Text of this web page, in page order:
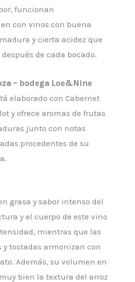
funcionan
con vinos con buena
y cierta acidez que
de cada bocado.
– bodega Loe&Nine
elaborado con Cabernet
y ofrece aromas de frutas
junto con notas
procedentes de su
grasa y sabor intenso del
y el cuerpo de este vino
mientras que las
y tostadas armonizan con
Además, su volumen en
bien la textura del arroz